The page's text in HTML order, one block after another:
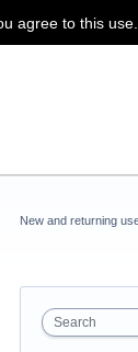
agree to this use.
New and returning
Search